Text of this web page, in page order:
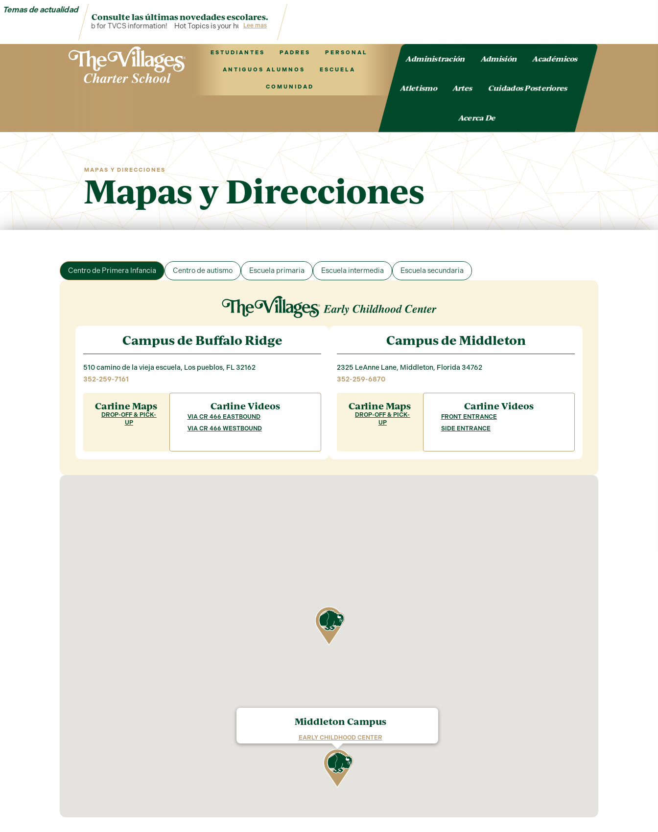
Temas de actualidad
Consulte las últimas novedades escolares.
Hot Topics is your hub for TVCS information! Hot Topics is your hub for TVCS information!
Lee mas
ESTUDIANTES PADRES PERSONAL
ANTIGUOS ALUMNOS ESCUELA
COMUNIDAD
Administración Admisión Académicos
Atletismo Artes Cuidados Posteriores
Acerca De
MAPAS Y DIRECCIONES
Mapas y Direcciones
Centro de Primera Infancia Centro de autismo Escuela primaria Escuela intermedia Escuela secundaria
Campus de Buffalo Ridge
510 camino de la vieja escuela, Los pueblos, FL 32162
352-259-7161
Carline Maps
DROP-OFF & PICK-
UP
Carline Videos
VIA CR 466 EASTBOUND
VIA CR 466 WESTBOUND
Campus de Middleton
2325 LeAnne Lane, Middleton, Florida 34762
352-259-6870
Carline Maps
DROP-OFF & PICK-
UP
Carline Videos
FRONT ENTRANCE
SIDE ENTRANCE
Middleton Campus
EARLY CHILDHOOD CENTER